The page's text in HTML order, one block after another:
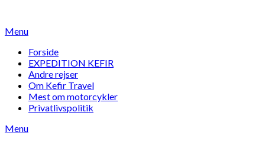
content
Menu
Forside
EXPEDITION KEFIR
Andre rejser
Om Kefir Travel
Mest om motorcykler
Privatlivspolitik
Menu